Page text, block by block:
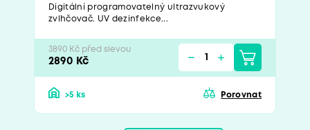
Digitální programovatelný ultrazvukový
zvlhčovač. UV dezinfekce...
3890 Kč před slevou
2890 Kč
>5 ks Porovnat